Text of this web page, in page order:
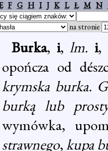
F G H I J K L Ł M N
na stronie
Burka, i,lm. i,
opończa od
krymska burka.
burką lub
wymówka,
strawnego,kupa